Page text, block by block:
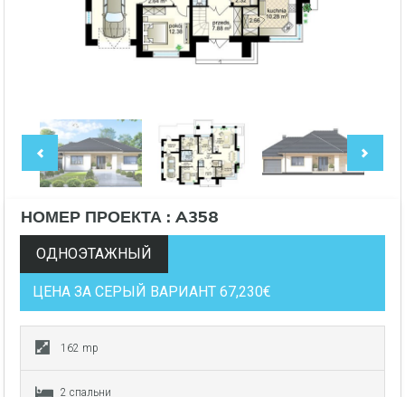
НОМЕР ПРОЕКТА : A358
ОДНОЭТАЖНЫЙ
ЦЕНА ЗА СЕРЫЙ ВАРИАНТ 67,230€
162 mp
2 спальни